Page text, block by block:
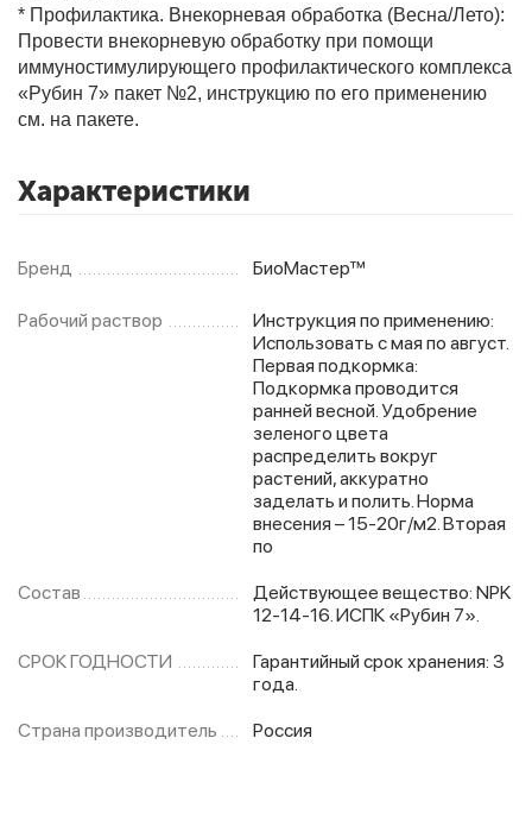
* Профилактика. Внекорневая обработка (Весна/Лето):
Провести внекорневую обработку при помощи
иммуностимулирующего профилактического комплекса
«Рубин 7» пакет №2, инструкцию по его применению
см. на пакете.
Характеристики
Бренд БиоМастер™
Рабочий раствор
Инструкция по применению:
Использовать с мая по август.
Первая подкормка:
Подкормка проводится
ранней весной. Удобрение
зеленого цвета
распределить вокруг
растений, аккуратно
заделать и полить. Норма
внесения – 15-20г/м2. Вторая
по
Состав
Действующее вещество: NPK
12-14-16. ИСПК «Рубин 7».
СРОК ГОДНОСТИ
Гарантийный срок хранения: 3
года.
Страна производитель Россия